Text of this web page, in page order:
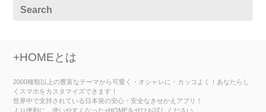
+HOMEとは
2000種類以上の豊富なテーマから可愛く・オシャレに・カッコよく！あなたらし
くスマホをカスタマイズできます！
世界中で支持されている日本発の安心・安全なきせかえアプリ！
より便利に、使いやすくなった+HOMEをぜひお試しください。